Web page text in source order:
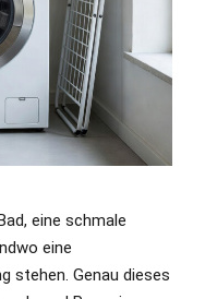
eine schmale
eine
stehen. Genau dieses